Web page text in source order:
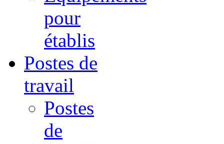
pour
établis
Postes de
travail
Postes
de